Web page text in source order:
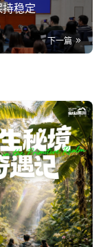
稳定
下一篇